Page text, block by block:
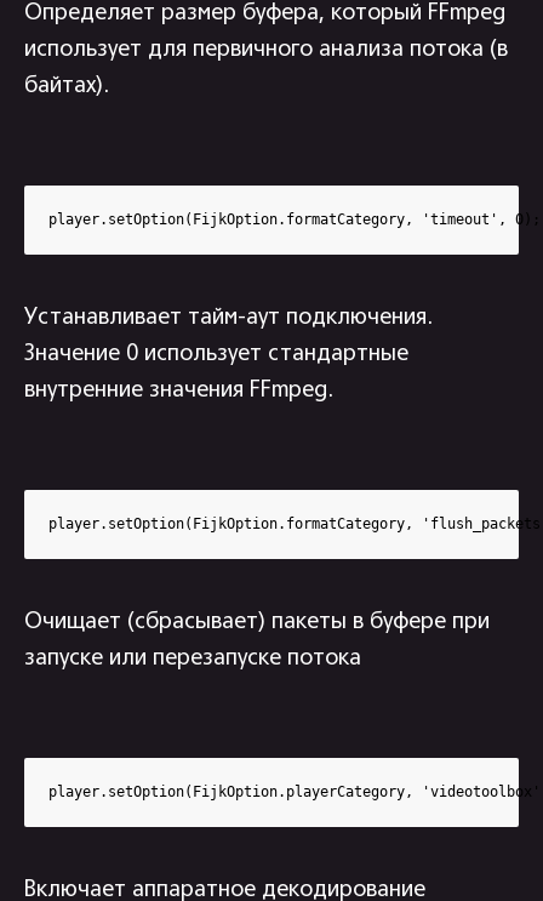
Определяет размер буфера, который FFmpeg
использует для первичного анализа потока (в
байтах).
player.setOption(FijkOption.formatCategory, 'timeout', 0);
Устанавливает тайм-аут подключения.
Значение 0 использует стандартные
внутренние значения FFmpeg.
player.setOption(FijkOption.formatCategory,
Очищает (сбрасывает) пакеты в буфере при
запуске или перезапуске потока
player.setOption(FijkOption.playerCategory,
Включает аппаратное декодирование